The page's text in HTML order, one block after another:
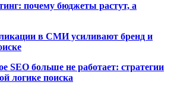
почему бюджеты растут, а
в СМИ усиливают бренд и
SEO больше не работает: стратегии
логике поиска